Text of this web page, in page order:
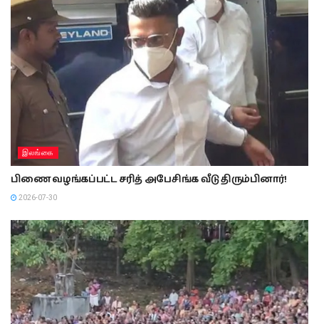
இலங்கை
பிணை வழங்கப்பட்ட சரித் அபேசிங்க வீடு திரும்பினார்!
2026-07-30